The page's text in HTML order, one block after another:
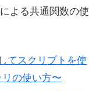
よる共通関数の使
てスクリプトを使
の使い方〜